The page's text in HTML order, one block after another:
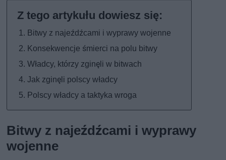
Bitwy z najeźdźcami i wyprawy wojenne
Konsekwencje śmierci na polu bitwy
Władcy, którzy zginęli w bitwach
Jak zginęli polscy władcy
Polscy władcy a taktyka wroga
Bitwy z najeźdźcami i wyprawy
wojenne